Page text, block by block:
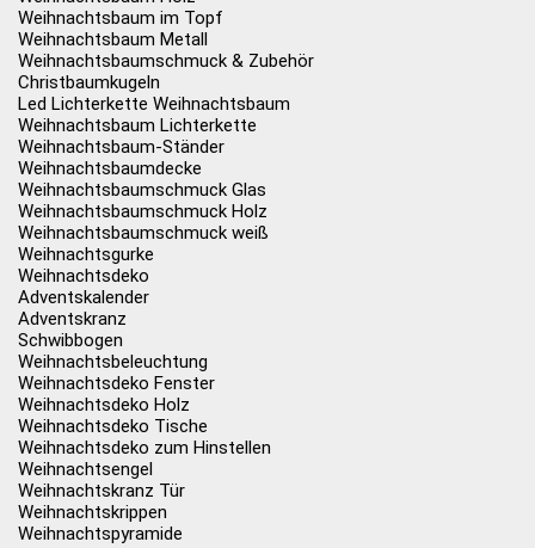
Weihnachtsbaum im Topf
Weihnachtsbaum Metall
Weihnachtsbaumschmuck & Zubehör
Christbaumkugeln
Led Lichterkette Weihnachtsbaum
Weihnachtsbaum Lichterkette
Weihnachtsbaum-Ständer
Weihnachtsbaumdecke
Weihnachtsbaumschmuck Glas
Weihnachtsbaumschmuck Holz
Weihnachtsbaumschmuck weiß
Weihnachtsgurke
Weihnachtsdeko
Adventskalender
Adventskranz
Schwibbogen
Weihnachtsbeleuchtung
Weihnachtsdeko Fenster
Weihnachtsdeko Holz
Weihnachtsdeko Tische
Weihnachtsdeko zum Hinstellen
Weihnachtsengel
Weihnachtskranz Tür
Weihnachtskrippen
Weihnachtspyramide